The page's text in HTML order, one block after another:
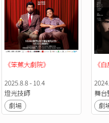
《笨蕉大劇院》
2025.8.8 - 10.4
燈光技師
劇場
《
舞台
劇